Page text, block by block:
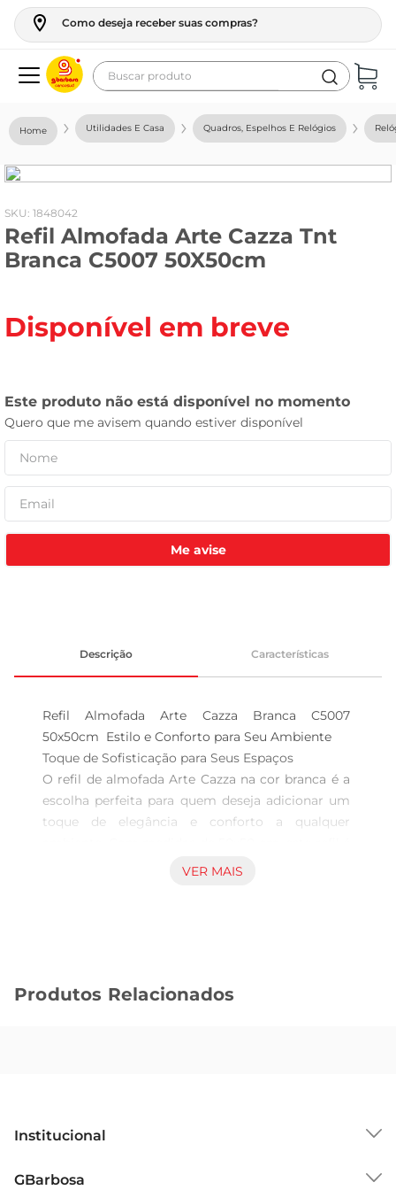
Como deseja receber suas compras?
Buscar produto
Utilidades E Casa Quadros, Espelhos E Relógios
: 1848042
Refil Almofada Arte Cazza Tnt
Branca C5007 50X50cm
Disponível em breve
Me avise
Descrição Características
Refil Almofada Arte Cazza Branca C5007
50x50cm  Estilo e Conforto para Seu Ambiente
Toque de Sofisticação para Seus Espaços
O refil de almofada Arte Cazza na cor branca é a
escolha perfeita para quem deseja adicionar um
toque de elegância e conforto a qualquer
ideal para renovar a decoração de sofás, cadeiras
Design e Materiais de Qualidade
facilmente com diversas paletas de cores,
crie ambientes harmoniosos.
VER MAIS
Produtos Relacionados
Institucional
GBarbosa
geladeira
fogao
café
cerveja
leite
tv